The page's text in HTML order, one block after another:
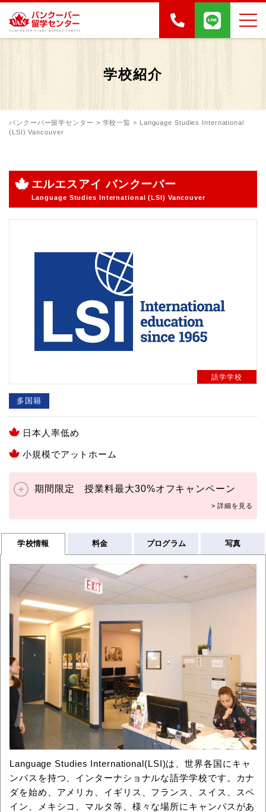
学校紹介
バンクーバー留学センター > 学校一覧 >
Language Studies International
(LSI) Vancouver
エルエスアイ バンクーバー
Language Studies International (LSI) Vancouver
語学学校
多国籍
日本人率低め
小規模でアットホーム
期間限定 授業料最大30%オフキャンペーン
学校情報 料金 プログラム 写真
Language Studies International(LSI)は、世界各国にキャ
ンパスを持つ、インターナショナルな語学学校です。カナ
ダを始め、アメリカ、イギリス、フランス、スイス、スペ
イン、メキシコ、マルタ等、様々な場所にキャンパスがあ